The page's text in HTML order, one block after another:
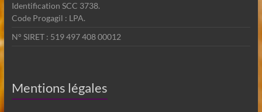
Identification SCC 3738.
Code Progagil : LPA.
N° SIRET : 519 497 408 00012
Mentions légales